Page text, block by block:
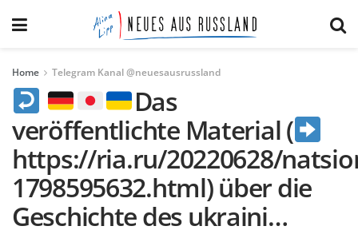
Home Telegram Kanal @neuesausrussland
Das
veröffentlichte Material (
https://ria.ru/20220628/
1798595632.html) über die
Geschichte des ukraini…